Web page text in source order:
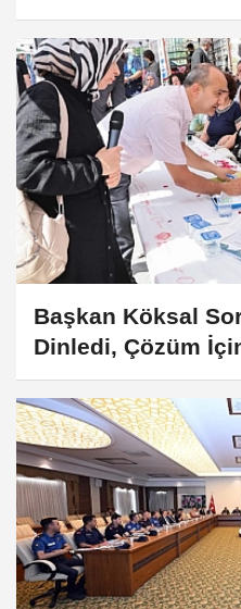
Miktarda Para
Başkan Köksal
Dinledi, Çözüm